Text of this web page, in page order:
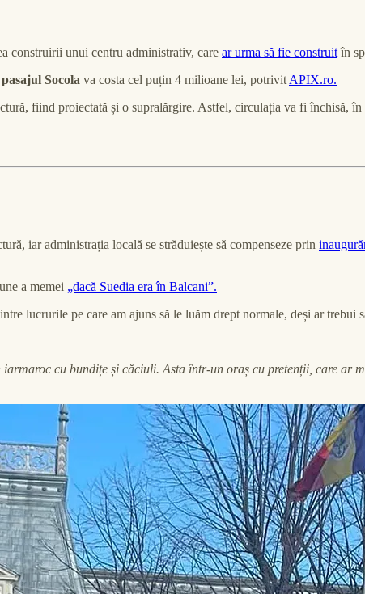
construirii unui centru administrativ, care ar urma să fie construitîn
Socola va costa cel puțin 4 milioane lei, potrivit APIX.ro.
fiind proiectată și o supralărgire. Astfel, circulația va fi închisă,
iar administrația locală se străduiește să compenseze prin
a memei „dacă Suedia era în Balcani”.
lucrurile pe care am ajuns să le luăm drept normale, deși ar trebui
cu bundițe și căciuli. Asta într-un oraș cu pretenții, care ar